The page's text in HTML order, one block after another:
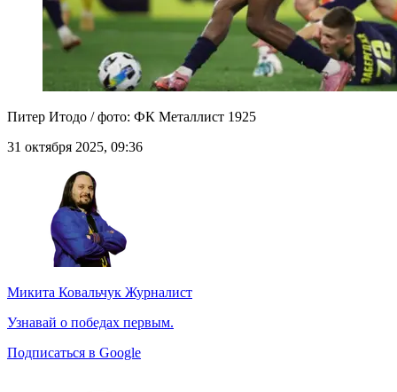
Питер Итодо / фото: ФК Металлист 1925
31 октября 2025, 09:36
Микита Ковальчук Журналист
Узнавай о победах первым.
Подписаться в Google